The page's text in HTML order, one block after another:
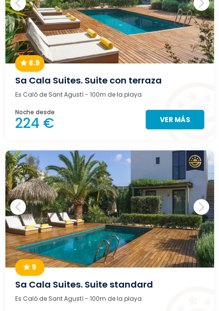
8.9
Sa Cala Suites. Suite con terraza
Es Caló de Sant Agustí- 100m de la playa
Noche desde
224 € VER MÁS
9
Sa Cala Suites. Suite standard
Es Caló de Sant Agustí- 100m de la playa